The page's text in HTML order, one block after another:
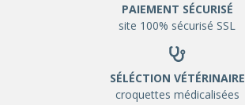
PAIEMENT SÉCURISÉ
site 100% sécurisé SSL
SÉLÉCTION VÉTÉRINAIRE
croquettes médicalisées